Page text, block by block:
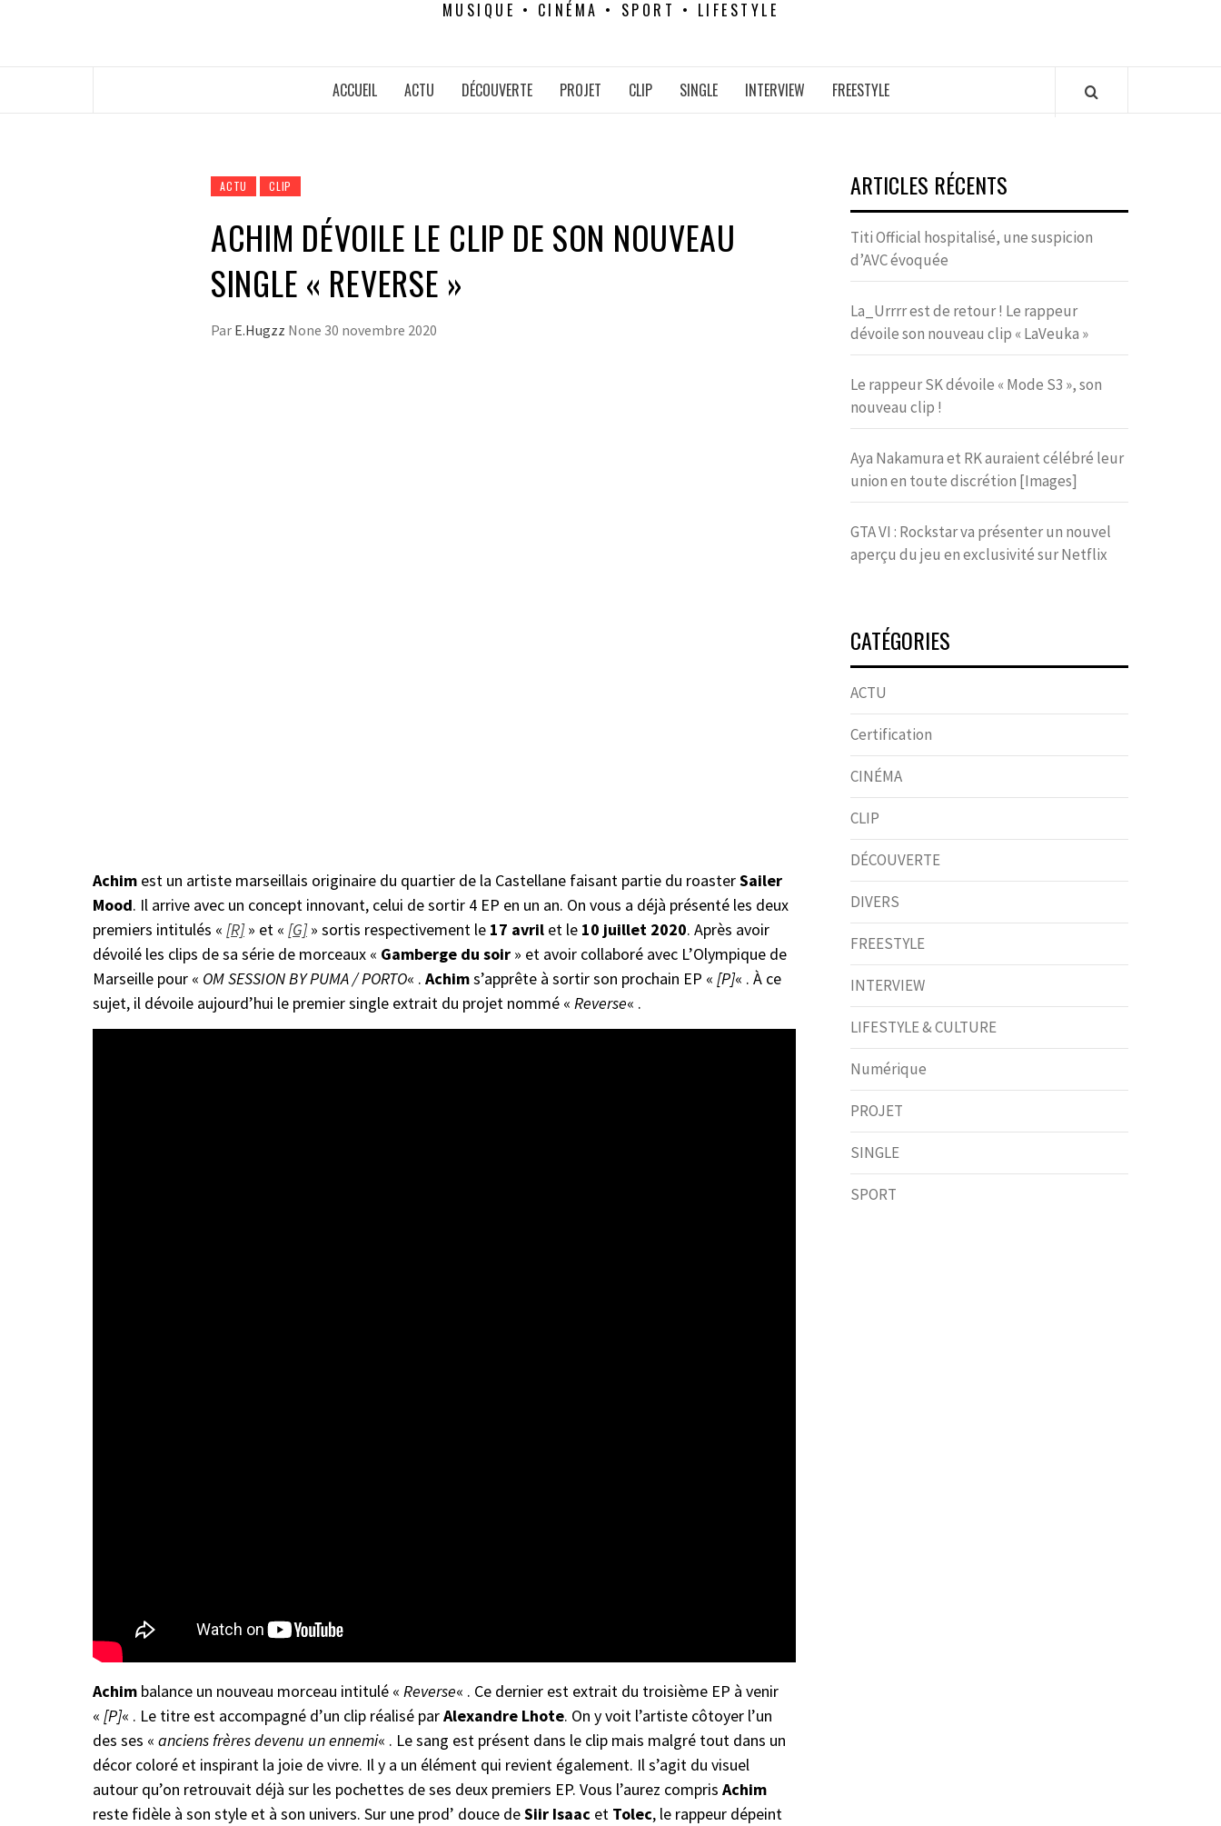
MUSIQUE • CINÉMA • SPORT • LIFESTYLE
ACCUEIL ACTU DÉCOUVERTE PROJET CLIP SINGLE INTERVIEW FREESTYLE
ACTU CLIP
ACHIM DÉVOILE LE CLIP DE SON NOUVEAU
SINGLE « REVERSE »
Par E.Hugzz None 30 novembre 2020
Achim est un artiste marseillais originaire du quartier de la Castellane faisant partie du roasterSailer
Mood. Il arrive avec un concept innovant, celui de sortir 4 EP en un an. On vous a déjà présenté les deux
premiers intitulés « [R]» et « [G]» sortis respectivement le 17 avril et le 10 juillet 2020. Après avoir
dévoilé les clips de sa série de morceaux « Gamberge du soir » et avoir collaboré avec L’Olympique de
Marseille pour « OM SESSION BY PUMA / PORTO« . Achims’apprête à sortir son prochain EP « [P]« . À ce
sujet, il dévoile aujourd’hui le premier single extrait du projet nommé « Reverse« .
Achim balance un nouveau morceau intitulé « Reverse« . Ce dernier est extrait du troisième EP à venir
« [P]« . Le titre est accompagné d’un clip réalisé parAlexandre Lhote. On y voit l’artiste côtoyer l’un
des ses « anciens frères devenu un ennemi« . Le sang est présent dans le clip mais malgré tout dans un
décor coloré et inspirant la joie de vivre. Il y a un élément qui revient également. Il s’agit du visuel
autour qu’on retrouvait déjà sur les pochettes de ses deux premiers EP. Vous l’aurez compris Achim
reste fidèle à son style et à son univers. Sur une prod’ douce deSiir Isaac et Tolec, le rappeur dépeint
ARTICLES RÉCENTS
Titi Official hospitalisé, une suspicion
d’AVC évoquée
La_Urrrr est de retour ! Le rappeur
dévoile son nouveau clip « LaVeuka »
Le rappeur SK dévoile « Mode S3 », son
nouveau clip !
Aya Nakamura et RK auraient célébré leur
union en toute discrétion [Images]
GTA VI : Rockstar va présenter un nouvel
aperçu du jeu en exclusivité sur Netflix
CATÉGORIES
ACTU
Certification
CINÉMA
CLIP
DÉCOUVERTE
DIVERS
FREESTYLE
INTERVIEW
LIFESTYLE & CULTURE
Numérique
PROJET
SINGLE
SPORT